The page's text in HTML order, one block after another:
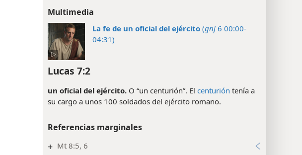
Multimedia
La fe de un oficial del ejército (gnj 6 00:00-
04:31)
Lucas 7:2
un oficial del ejército. O “un centurión”. El centurión tenía a
su cargo a unos 100 soldados del ejército romano.
Referencias marginales
+ Mt 8:5, 6